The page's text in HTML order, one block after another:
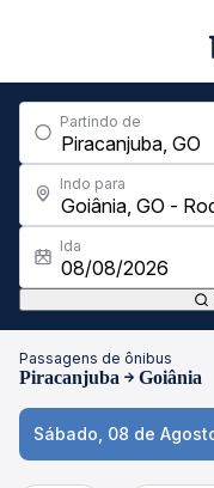
Partindo de
Indo para
Ida
Passagens de ônibus
Piracanjuba Goiânia
Sábado, 08 de